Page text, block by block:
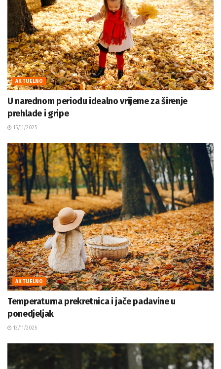
AKTUELNO
U narednom periodu idealno vrijeme za širenje
prehlade i gripe
15/11/2025
AKTUELNO
Temperaturna prekretnica i jače padavine u
ponedjeljak
13/11/2025